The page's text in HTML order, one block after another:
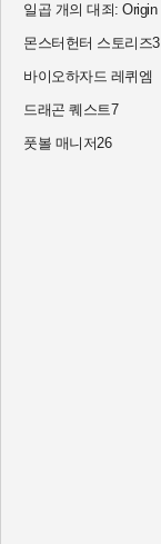
일곱 개의 대죄: Origin
몬스터헌터 스토리즈3
바이오하자드 레퀴엠
드래곤 퀘스트7
풋볼 매니저26